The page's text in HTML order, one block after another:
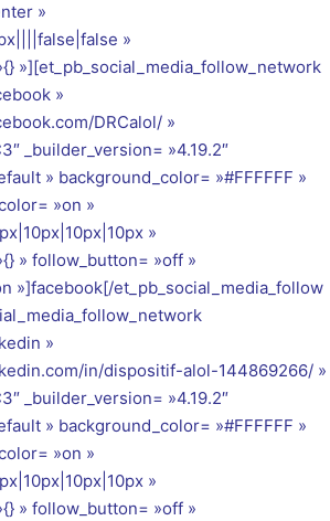
»
»
»][et_pb_social_media_follow_network
»
DRCalol/ »
_builder_version= »4.19.2″
» background_color= »#FFFFFF »
»on »
»
» follow_button= »off »
»]facebook[/et_pb_social_media_follow
»
in/dispositif-alol-144869266/ »
_builder_version= »4.19.2″
» background_color= »#FFFFFF »
»on »
»
» follow_button= »off »